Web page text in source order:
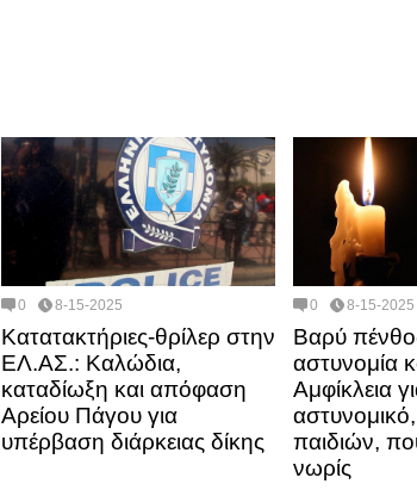
0 8-15-2025
Κατατακτήριες-θρίλερ στην
ΕΛ.ΑΣ.: Καλώδια,
καταδίωξη και απόφαση
Αρείου Πάγου για
υπέρβαση διάρκειας δίκης
0 8-15-2025
Βαρύ
αστυνομία
Αμφίκλεια
παιδιών,
νωρίς